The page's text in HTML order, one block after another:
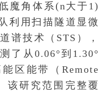
魔角体系(n大于1)
利用扫描隧道显微
谱技术（STS），
了从0.06°到1.30°
区能带（Remote
该研究范围完整覆